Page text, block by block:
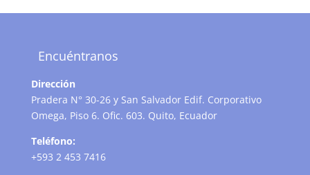
Encuéntranos
Dirección
Pradera N° 30-26 y San Salvador Edif. Corporativo
Omega, Piso 6. Ofic. 603. Quito, Ecuador
Teléfono:
+593 2 453 7416